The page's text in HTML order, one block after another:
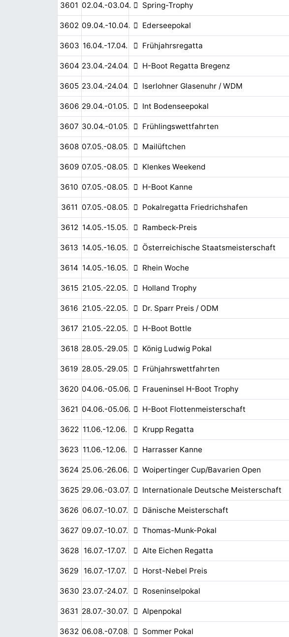
3601 02.04.-03.04. Spring-Trophy
3602 09.04.-10.04. Ederseepokal
3603 16.04.-17.04. Frühjahrsregatta
3604 23.04.-24.04. H-Boot Regatta Bregenz
3605 23.04.-24.04. Iserlohner Glasenuhr / WDM
3606 29.04.-01.05. Int Bodenseepokal
3607 30.04.-01.05. Frühlingswettfahrten
3608 07.05.-08.05. Mailüftchen
3609 07.05.-08.05. Klenkes Weekend
3610 07.05.-08.05. H-Boot Kanne
3611 07.05.-08.05. Pokalregatta Friedrichshafen
3612 14.05.-15.05. Rambeck-Preis
3613 14.05.-16.05. Österreichische Staatsmeisterschaft
3614 14.05.-16.05. Rhein Woche
3615 21.05.-22.05. Holland Trophy
3616 21.05.-22.05. Dr. Sparr Preis / ODM
3617 21.05.-22.05. H-Boot Bottle
3618 28.05.-29.05. König Ludwig Pokal
3619 28.05.-29.05. Frühjahrswettfahrten
3620 04.06.-05.06. Fraueninsel H-Boot Trophy
3621 04.06.-05.06. H-Boot Flottenmeisterschaft
3622 11.06.-12.06. Krupp Regatta
3623 11.06.-12.06. Harrasser Kanne
3624 25.06.-26.06. Woipertinger Cup/Bavarien Open
3625 29.06.-03.07. Internationale Deutsche Meisterschaft
3626 06.07.-10.07. Dänische Meisterschaft
3627 09.07.-10.07. Thomas-Munk-Pokal
3628 16.07.-17.07. Alte Eichen Regatta
3629 16.07.-17.07. Horst-Nebel Preis
3630 23.07.-24.07. Roseninselpokal
3631 28.07.-30.07. Alpenpokal
3632 06.08.-07.08. Sommer Pokal